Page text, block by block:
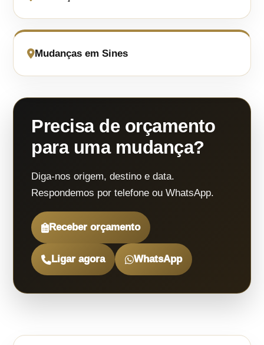
Mudanças em Sines
Precisa de orçamento
para uma mudança?
Diga-nos origem, destino e data.
Respondemos por telefone ou WhatsApp.
Receber orçamento
Ligar agora WhatsApp